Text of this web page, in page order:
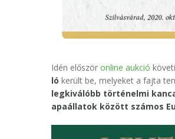
Idén először online aukció
ló került be, melyeket a fajta
legkiválóbb történelmi
apaállatok között számos